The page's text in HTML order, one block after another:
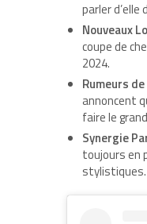
parler
Nouveaux
coupe de
2024.
Rumeurs
annoncent
faire le
Synergie
toujours en
stylistiques.